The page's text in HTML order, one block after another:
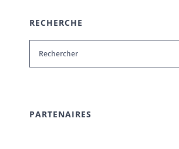
RECHERCHE
Rechercher:
PARTENAIRES